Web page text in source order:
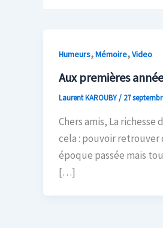
Humeurs,Mémoire,Video
Aux premières
Laurent KAROUBY/ 27
Chers amis, La richesse
cela : pouvoir retrouver
époque passée mais
[…]